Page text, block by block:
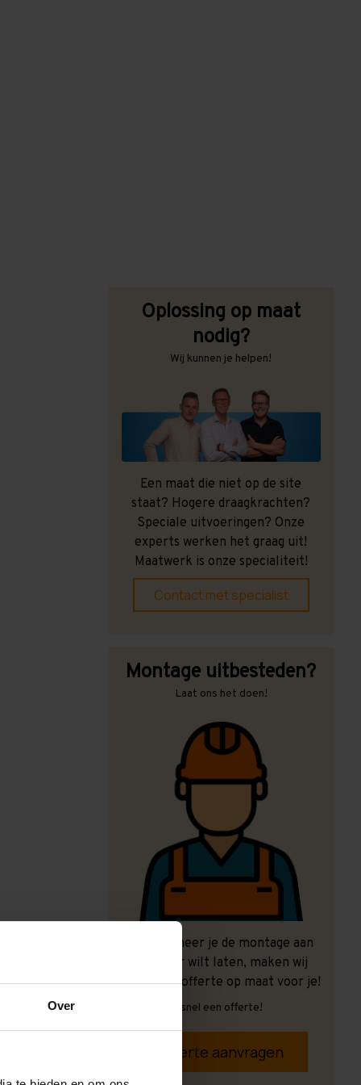
Over
Oplossing op maat
nodig?
Wij kunnen je helpen!
Een maat die niet op de site
staat? Hogere draagkrachten?
Speciale uitvoeringen? Onze
experts werken het graag uit!
Maatwerk is onze specialiteit!
Contact met specialist
Montage uitbesteden?
Laat ons het doen!
Ook wanneer je de montage aan
ons over wilt laten, maken wij
graag een offerte op maat voor je!
Vrijblijvend, snel een offerte!
Offerte aanvragen